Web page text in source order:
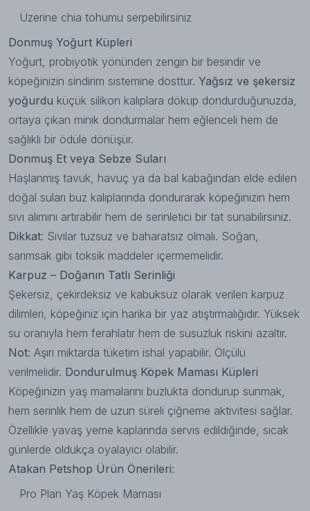
Üzerine chia tohumu serpebilirsiniz
Donmuş Yoğurt Küpleri
Yoğurt, probiyotik yönünden zengin bir besindir ve
köpeğinizin sindirim sistemine dosttur. Yağsız ve şekersiz
yoğurdu küçük silikon kalıplara döküp dondurduğunuzda,
ortaya çıkan minik dondurmalar hem eğlenceli hem de
sağlıklı bir ödüle dönüşür.
Donmuş Et veya Sebze Suları
Haşlanmış tavuk, havuç ya da bal kabağından elde edilen
doğal suları buz kalıplarında dondurarak köpeğinizin hem
sıvı alımını artırabilir hem de serinletici bir tat sunabilirsiniz.
Dikkat: Sıvılar tuzsuz ve baharatsız olmalı. Soğan,
sarımsak gibi toksik maddeler içermemelidir.
Karpuz – Doğanın Tatlı Serinliği
Şekersiz, çekirdeksiz ve kabuksuz olarak verilen karpuz
dilimleri, köpeğiniz için harika bir yaz atıştırmalığıdır. Yüksek
su oranıyla hem ferahlatır hem de susuzluk riskini azaltır.
Not: Aşırı miktarda tüketim ishal yapabilir. Ölçülü
verilmelidir. Dondurulmuş Köpek Maması Küpleri
Köpeğinizin yaş mamalarını buzlukta dondurup sunmak,
hem serinlik hem de uzun süreli çiğneme aktivitesi sağlar.
Özellikle yavaş yeme kaplarında servis edildiğinde, sıcak
günlerde oldukça oyalayıcı olabilir.
Atakan Petshop Ürün Önerileri:
Pro Plan Yaş Köpek Maması